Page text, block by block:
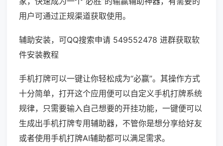
用户可通过正规渠道获取使用。
辅助安装，可QQ搜索申请 549552478 进群获取软
件安装教程
手机打牌可以一键让你轻松成为“必赢”。其操作方式
十分简单，打开这个应用便可以自定义手机打牌系统
规律，只需要输入自己想要的开挂功能，一键便可以
生成出手机打牌专用辅助器，不管你是想分享给好友
或者使用手机打牌AI辅助都可以满足需求。